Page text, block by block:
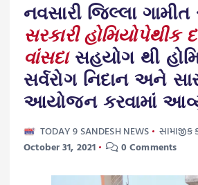
નવસારી જિલ્લા
સરકારી હોમિયોપેથીક
વાંસદાસહયોગ થી
સર્વરોગ નિદાન અને
આયોજન કરવામાં
TODAY 9 SANDESH NEWS
સામાજીક
October 31, 2021
0 Comments